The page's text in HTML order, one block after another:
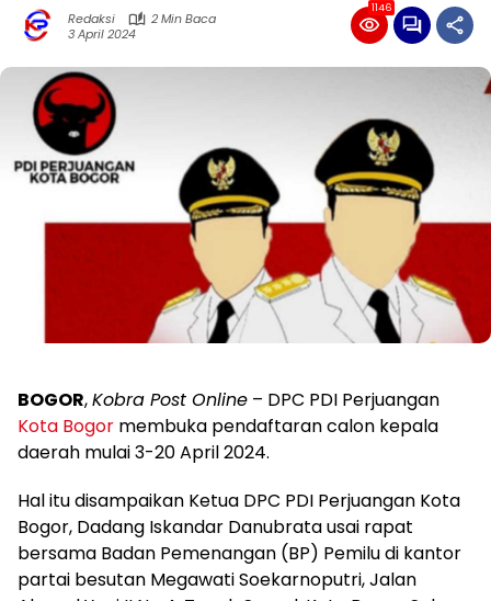
Redaksi
2 Min Baca
3 April 2024
1146
BOGOR,Kobra Post Online – DPC PDI Perjuangan
Kota Bogor membuka pendaftaran calon kepala
daerah mulai 3-20 April 2024.
Hal itu disampaikan Ketua DPC PDI Perjuangan Kota
Bogor, Dadang Iskandar Danubrata usai rapat
bersama Badan Pemenangan (BP) Pemilu di kantor
partai besutan Megawati Soekarnoputri, Jalan